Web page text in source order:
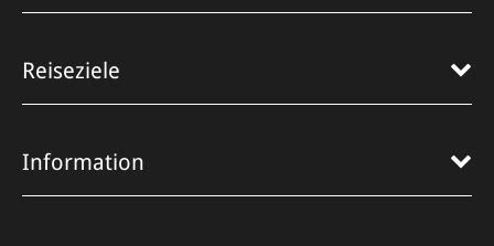
Reiseziele
Information